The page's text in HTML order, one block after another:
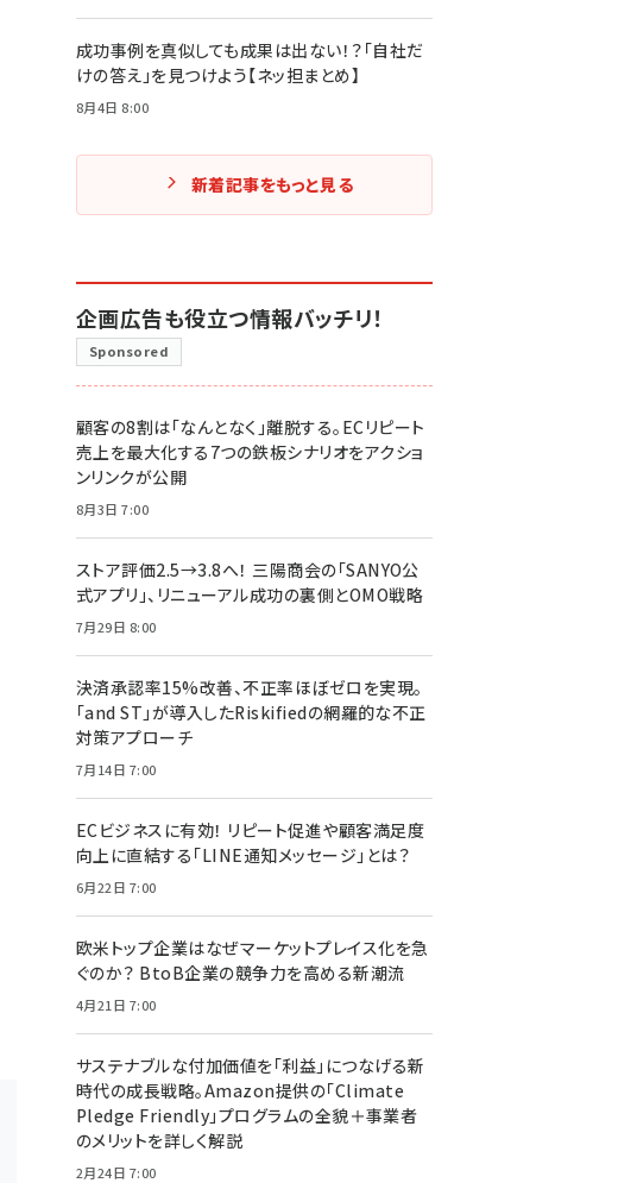
成功事例を真似しても成果は出ない！？「自社だ
けの答え」を見つけよう【ネッ担まとめ】
8月4日 8:00
新着記事をもっと見る
企画広告も役立つ情報バッチリ！
Sponsored
顧客の8割は「なんとなく」離脱する。ECリピート
売上を最大化する7つの鉄板シナリオをアクショ
ンリンクが公開
8月3日 7:00
ストア評価2.5→3.8へ！ 三陽商会の「SANYO公
式アプリ」、リニューアル成功の裏側とOMO戦略
7月29日 8:00
決済承認率15%改善、不正率ほぼゼロを実現。
「and ST」が導入したRiskifiedの網羅的な不正
対策アプローチ
7月14日 7:00
ECビジネスに有効！ リピート促進や顧客満足度
向上に直結する「LINE通知メッセージ」とは？
6月22日 7:00
欧米トップ企業はなぜマーケットプレイス化を急
ぐのか？ BtoB企業の競争力を高める新潮流
4月21日 7:00
サステナブルな付加価値を「利益」につなげる新
時代の成長戦略。Amazon提供の「Climate
Pledge Friendly」プログラムの全貌＋事業者
のメリットを詳しく解説
2月24日 7:00